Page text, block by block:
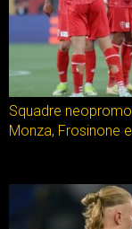
Squadre
Monza, Frosinone